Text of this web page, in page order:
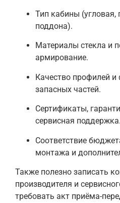
Тип кабины (угловая,
поддона).
Материалы стекла и
армирование.
Качество профилей
запасных частей.
Сертификаты,
сервисная поддержка.
Соответствие
монтажа и
Также полезно записать
производителя и
требовать акт приёма-